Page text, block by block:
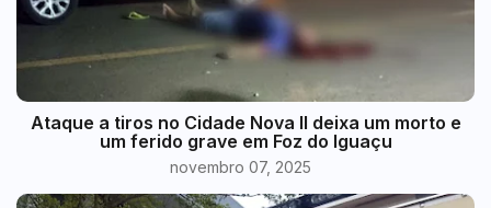
Ataque a tiros no Cidade Nova II deixa um morto e
um ferido grave em Foz do Iguaçu
novembro 07, 2025